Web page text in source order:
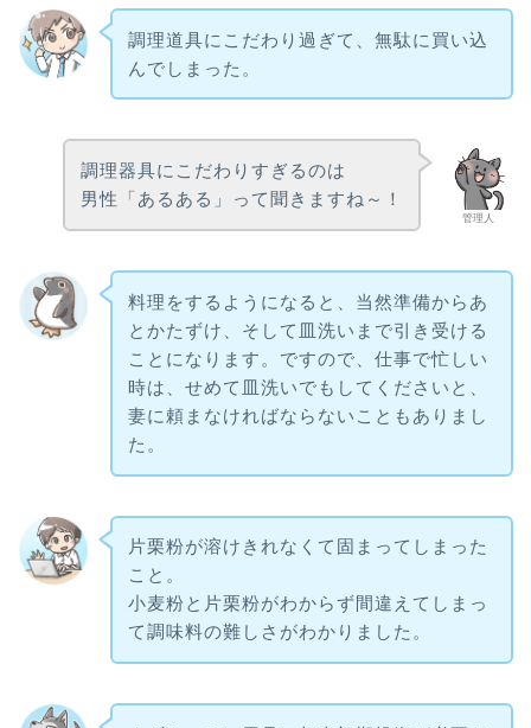
調理道具にこだわり過ぎて、無駄に買い込
んでしまった。
管理人
調理器具にこだわりすぎるのは
男性「あるある」って聞きますね～！
料理をするようになると、当然準備からあ
とかたずけ、そして皿洗いまで引き受ける
ことになります。ですので、仕事で忙しい
時は、せめて皿洗いでもしてくださいと、
妻に頼まなければならないこともありまし
た。
片栗粉が溶けきれなくて固まってしまった
こと。
小麦粉と片栗粉がわからず間違えてしまっ
て調味料の難しさがわかりました。